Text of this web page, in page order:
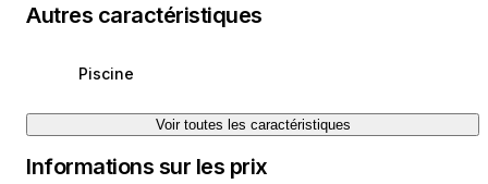
Autres caractéristiques
Piscine
Voir toutes les caractéristiques
Informations sur les prix